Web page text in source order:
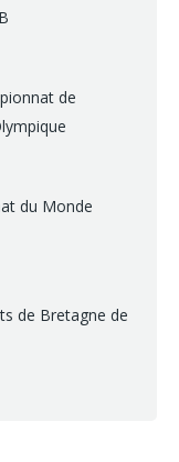
de
du Monde
de Bretagne de